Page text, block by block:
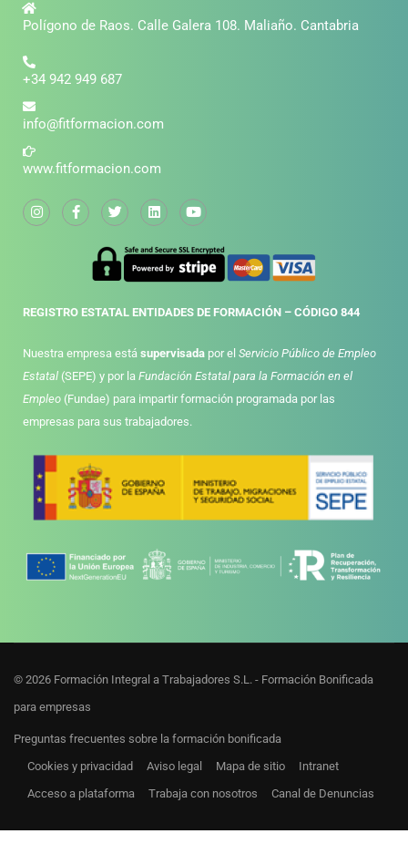
Polígono de Raos. Calle Galera 108. Maliaño. Cantabria
+34 942 949 687
info@fitformacion.com
www.fitformacion.com
REGISTRO ESTATAL ENTIDADES DE FORMACIÓN – CÓDIGO 844
Nuestra empresa está supervisada por el Servicio Público de Empleo
Estatal (SEPE) y por la Fundación Estatal para la Formación en el
Empleo (Fundae) para impartir formación programada por las
empresas para sus trabajadores.
© 2026 Formación Integral a Trabajadores S.L. - Formación Bonificada
para empresas
Preguntas frecuentes sobre la formación bonificada
Cookies y privacidad
Aviso legal Mapa de sitio
Intranet
Acceso a plataforma
Trabaja con nosotros Canal de Denuncias